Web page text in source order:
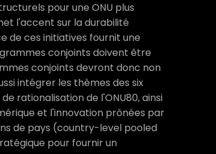
pour une ONU plus
l'accent sur la durabilité
de ces initiatives fournit une
conjoints doivent être
conjoints devront donc non
intégrer les thèmes des six
rationalisation de l'ONU80, ainsi
et l'innovation prônées par
de pays (country-level pooled
pour fournir un